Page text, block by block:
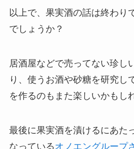
以上で、果実酒の話は終わり
でしょうか？
居酒屋などで売ってない珍し
り、使うお酒や砂糖を研究し
を作るのもまた楽しいかもし
最後に果実酒を漬けるにあた
なっているオノエングループ